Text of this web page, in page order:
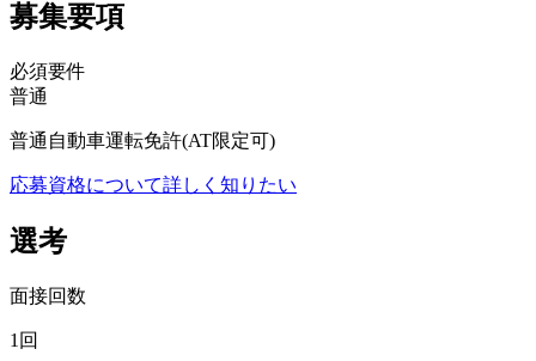
募集要項
必須要件
普通
普通自動車運転免許(AT限定可)
応募資格について詳しく知りたい
選考
面接回数
1回